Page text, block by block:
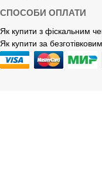
СПОСОБИ ОПЛАТИ
Як купити з фіскальним
Як купити за